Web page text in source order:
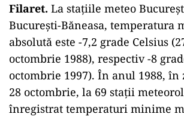
Filaret. La staţiile meteo
Bucureşti-Băneasa, temperatura
absolută este -7,2 grade Celsius
octombrie 1988), respectiv -8
octombrie 1997). În anul 1988, în
28 octombrie, la 69 staţii
înregistrat temperaturi minime